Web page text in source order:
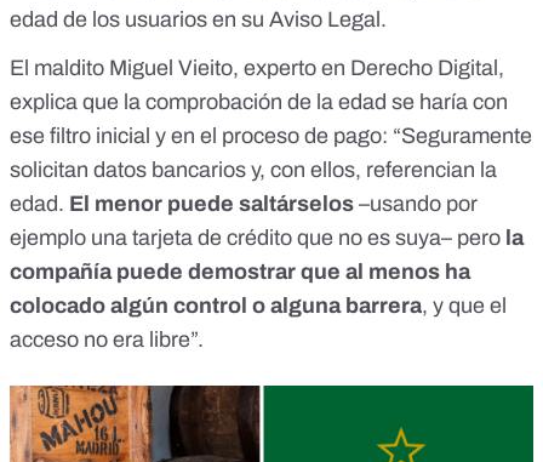
edad de los usuarios en su Aviso Legal .
El maldito Miguel Vieito, experto en Derecho Digital,
explica que la comprobación de la edad se haría con
ese filtro inicial y en el proceso de pago: “Seguramente
solicitan datos bancarios y, con ellos, referencian la
edad. El menor puede saltárselos –usando por
ejemplo una tarjeta de crédito que no es suya– pero la
compañía puede demostrar que al menos ha
colocado algún control o alguna barrera, y que el
acceso no era libre”.